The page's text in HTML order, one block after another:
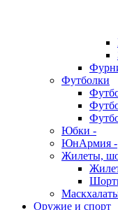
Футболки
Юбки -
ЮнАрмия -
Жилеты,
Оружие и спорт